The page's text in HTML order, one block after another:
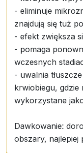
- eliminuje
znajdują się tuż
- efekt zwiększa
- pomaga
wczesnych
- uwalnia
krwiobiegu, gdzie
wykorzystane
Dawkowanie:
obszary, najlepiej